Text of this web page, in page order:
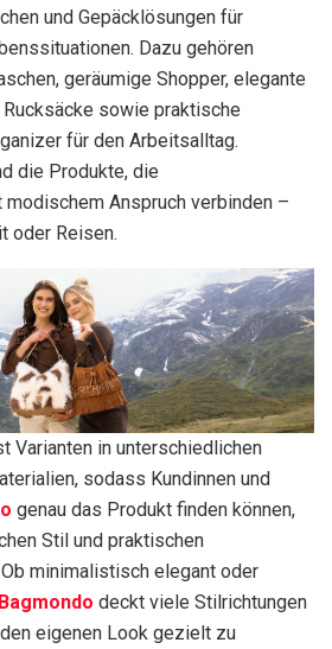
und Gepäcklösungen für
Dazu gehören
geräumige Shopper, elegante
sowie praktische
für den Arbeitsalltag.
die Produkte, die
Anspruch verbinden –
oder Reisen.
Varianten in unterschiedlichen
sodass Kundinnen und
genau das Produkt finden können,
Stil und praktischen
minimalistisch elegant oder
Bagmondo deckt viele Stilrichtungen
eigenen Look gezielt zu